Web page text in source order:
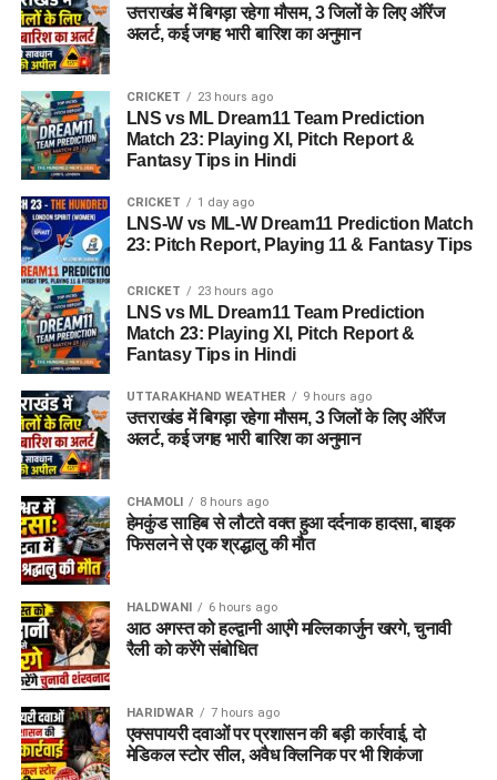
उत्तराखंड में बिगड़ा रहेगा मौसम, 3 जिलों के लिए ऑरेंज
अलर्ट, कई जगह भारी बारिश का अनुमान
CRICKET 23 hours ago
LNS vs ML Dream11 Team Prediction
Match 23: Playing XI, Pitch Report &
Fantasy Tips in Hindi
CRICKET 1 day ago
LNS-W vs ML-W Dream11 Prediction Match
23: Pitch Report, Playing 11 & Fantasy Tips
CRICKET 23 hours ago
LNS vs ML Dream11 Team Prediction
Match 23: Playing XI, Pitch Report &
Fantasy Tips in Hindi
UTTARAKHAND WEATHER 9 hours ago
उत्तराखंड में बिगड़ा रहेगा मौसम, 3 जिलों के लिए ऑरेंज
अलर्ट, कई जगह भारी बारिश का अनुमान
CHAMOLI 8 hours ago
हेमकुंड साहिब से लौटते वक्त हुआ दर्दनाक हादसा, बाइक
फिसलने से एक श्रद्धालु की मौत
HALDWANI 6 hours ago
आठ अगस्त को हल्द्वानी आएंगे मल्लिकार्जुन खरगे, चुनावी
रैली को करेंगे संबोधित
HARIDWAR 7 hours ago
एक्सपायरी दवाओं पर प्रशासन की बड़ी कार्रवाई, दो
मेडिकल स्टोर सील, अवैध क्लिनिक पर भी शिकंजा